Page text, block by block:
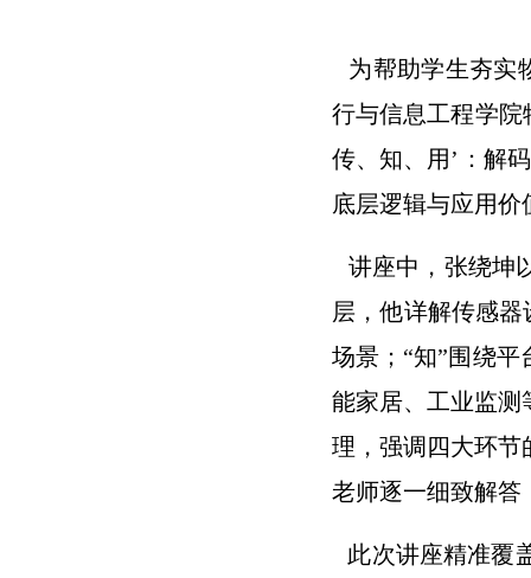
为帮助学生夯实
行与信息工程学院
传、知、用’：解
底层逻辑与应用价
讲座中，张绕坤
层，他详解传感
场景；“知”围绕
能家居、工业监测
理，强调四大环节
老师逐一细致解答
此次讲座精准覆